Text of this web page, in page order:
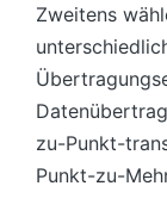
Zweitens
zu-Punkt-
Punkt-zu-